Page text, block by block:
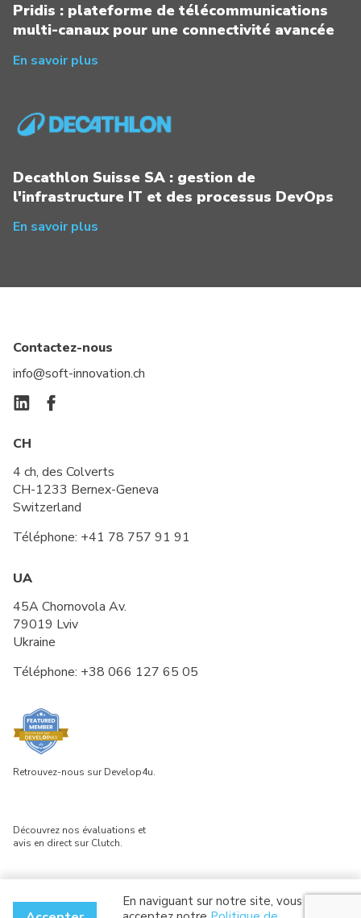
Pridis : plateforme de télécommunications
multi-canaux pour une connectivité avancée
En savoir plus
Decathlon Suisse SA : gestion de
l'infrastructure IT et des processus DevOps
En savoir plus
Contactez-nous
info@soft-innovation.ch
CH
4 ch, des Colverts
CH-1233 Bernex-Geneva
Switzerland
Téléphone: +41 78 757 91 91
UA
45A Chornovola Av.
79019 Lviv
Ukraine
Téléphone: +38 066 127 65 05
Retrouvez-nous sur Develop4u.
Découvrez nos évaluations et
avis en direct sur Clutch.
© 2026 Software Service & Innovation. Tous droits réservés.Politique de
En naviguant sur notre site, vous